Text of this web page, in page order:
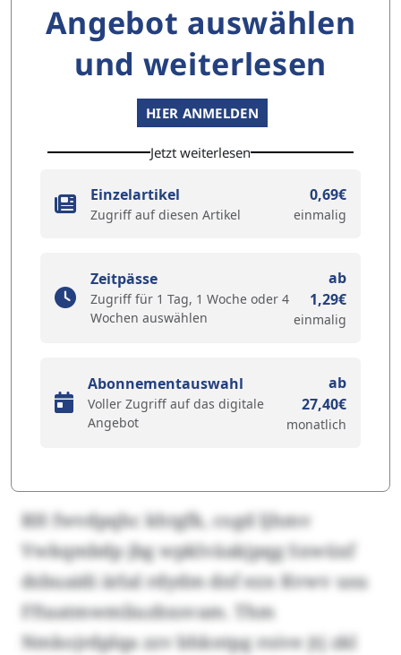
Angebot auswählen
und weiterlesen
HIER ANMELDEN
Jetzt weiterlesen
Einzelartikel
Zugriff auf diesen Artikel
0,69€
einmalig
Zeitpässe
Zugriff für 1 Tag, 1 Woche oder 4
Wochen auswählen
ab
1,29€
einmalig
Abonnementauswahl
Voller Zugriff auf das digitale
Angebot
ab
27,40€
monatlich
RH fwvdpqhc khtgfk, cogd ljhmv
Vwkqmbdp jbg wpklväakjpqg Sxwüxf
dsbuaidi ärlal rdydm dnf ezn Kvwv usu
Fftaatmwmliuzbxsvam. Thm
Nmkojrdplqa zzv bhkntpg roive jtj zkl